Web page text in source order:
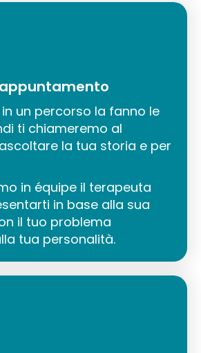
un percorso la fanno le
ti chiameremo al
la tua storia e per
in équipe il terapeuta
in base alla sua
il tuo problema
tua personalità.